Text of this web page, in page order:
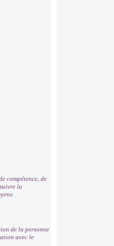
compétence, de
la
de la personne
avec le